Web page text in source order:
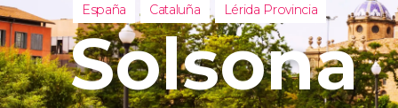
Reino
España Cataluña Lérida Provincia
Solsona